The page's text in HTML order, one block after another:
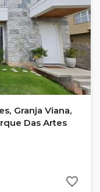
Granja Viana,
Das Artes